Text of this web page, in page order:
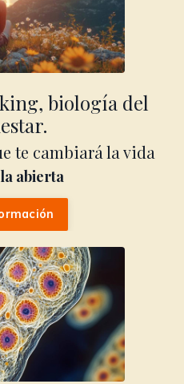
biología del
te cambiará la vida
abierta